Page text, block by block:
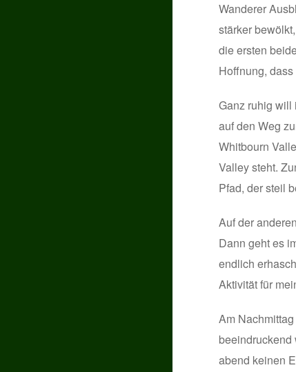
Wanderer
stärker
die ersten
Hoffnung,
Ganz ruhig will
auf den Weg
Whitbourn
Valley steht.
Pfad, der steil
Auf der
Dann geht es
endlich
Aktivität für
Am
beeindruckend
abend keinen